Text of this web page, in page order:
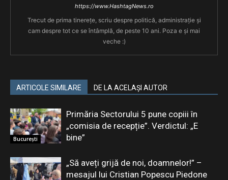
https://www.HashtagNews.ro
Trecut de prima tinerețe, scriu despre politică, administrație și
cam despre tot ce se întâmplă, de peste 10 ani. Poza e și mai
veche :)
ARTICOLE SIMILARE DE LA ACELAȘI AUTOR
București
Primăria Sectorului 5 pune copiii în
„comisia de recepție”. Verdictul: „E
bine”
„Să aveți grijă de noi, doamnelor!” –
mesajul lui Cristian Popescu Piedone